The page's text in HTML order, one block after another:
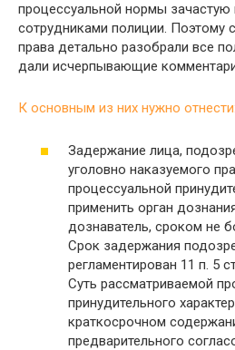
процессуальной нормы зачастую
сотрудниками полиции. Поэтому
права детально разобрали все
дали исчерпывающие
К основным из них нужно отнести:
Задержание лица,
уголовно наказуемого
процессуальной
применить орган
дознаватель, сроком не
Срок задержания
регламентирован 11 п. 5
Суть рассматриваемой
принудительного
краткосрочном
предварительного